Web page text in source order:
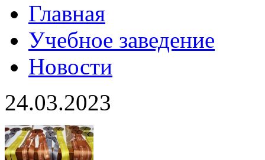
Главная
Учебное заведение
Новости
24.03.2023